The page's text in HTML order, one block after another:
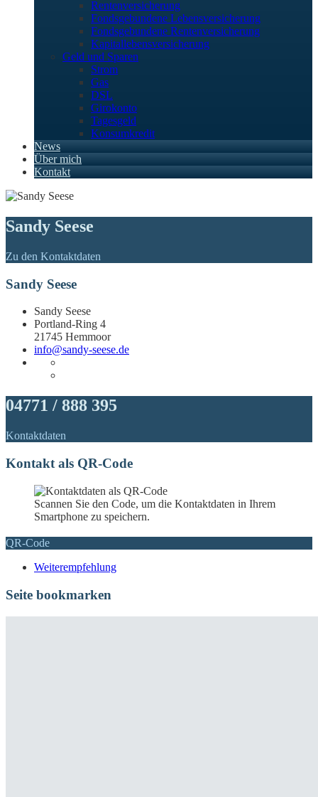
Rentenversicherung
Fondsgebundene Lebensversicherung
Fondsgebundene Rentenversicherung
Kapitallebensversicherung
Geld und Sparen
Strom
Gas
DSL
Girokonto
Tagesgeld
Konsumkredit
News
Über mich
Kontakt
Sandy Seese
Zu den Kontaktdaten
Sandy Seese
Sandy Seese
Portland-Ring 4
21745 Hemmoor
info@sandy-seese.de
04771 / 888 395
Kontaktdaten
Kontakt als QR-Code
Scannen Sie den Code, um die Kontaktdaten in Ihrem
Smartphone zu speichern.
QR-Code
Weiterempfehlung
Seite bookmarken